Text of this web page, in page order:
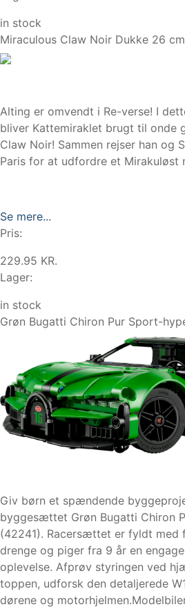
in stock
Miraculous Claw Noir Dukke 26 cm
Alting er omvendt i Re-verse! I
bliver Kattemiraklet brugt til onde
Claw Noir! Sammen rejser han og
Paris for at udfordre et Mirakuløst
Se mere...
Pris:
229.95 KR.
Lager:
in stock
Grøn Bugatti Chiron Pur Sport-
Giv børn et spændende
byggesættet Grøn Bugatti Chiron
(42241). Racersættet er fyldt med
drenge og piger fra 9 år en
oplevelse. Afprøv styringen ved
toppen, udforsk den detaljerede
dørene og